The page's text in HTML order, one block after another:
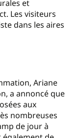
et
Les visiteurs
dans les aires
Ariane
a annoncé que
aux
nombreuses
de jour à